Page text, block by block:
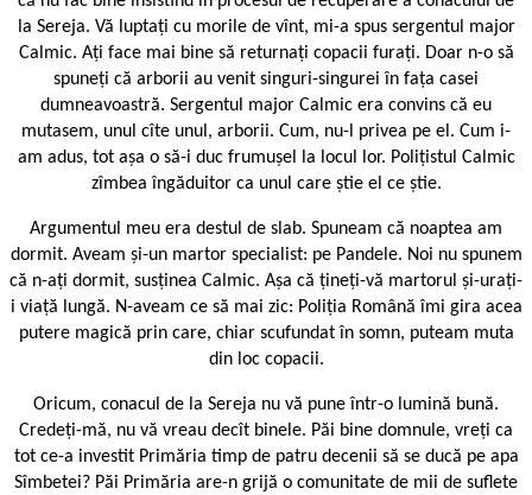
la Sereja. Vă luptați cu morile de vînt, mi-a spus sergentul major
Calmic. Ați face mai bine să returnați copacii furați. Doar n-o să
spuneți că arborii au venit singuri-singurei în fața casei
dumneavoastră. Sergentul major Calmic era convins că eu
mutasem, unul cîte unul, arborii. Cum, nu-l privea pe el. Cum i-
am adus, tot așa o să-i duc frumușel la locul lor. Polițistul Calmic
zîmbea îngăduitor ca unul care știe el ce știe.
Argumentul meu era destul de slab. Spuneam că noaptea am
dormit. Aveam și-un martor specialist: pe Pandele. Noi nu spunem
că n-ați dormit, susținea Calmic. Așa că țineți-vă martorul și-urați-
i viață lungă. N-aveam ce să mai zic: Poliția Română îmi gira acea
putere magică prin care, chiar scufundat în somn, puteam muta
din loc copacii.
Oricum, conacul de la Sereja nu vă pune într-o lumină bună.
Credeți-mă, nu vă vreau decît binele. Păi bine domnule, vreți ca
tot ce-a investit Primăria timp de patru decenii să se ducă pe apa
Sîmbetei? Păi Primăria are-n grijă o comunitate de mii de suflete